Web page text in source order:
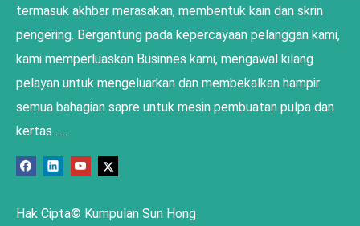
termasuk akhbar merasakan, membentuk kain dan skrin
pengering. Bergantung pada kepercayaan pelanggan kami,
kami memperluaskan Businnes kami, mengawal kilang
pelayan untuk mengeluarkan dan membekalkan hampir
semua bahagian sapre untuk mesin pembuatan pulpa dan
kertas .....
Hak Cipta© Kumpulan Sun Hong